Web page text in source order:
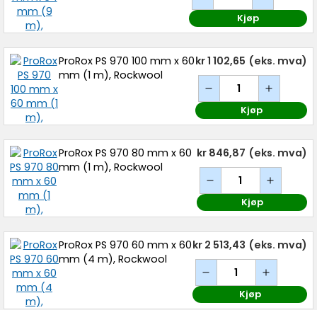
Kjøp
ProRox PS 970 100 mm x 60
mm (1 m), Rockwool
kr 1 102,65 (eks. mva)
Kjøp
ProRox PS 970 80 mm x 60
mm (1 m), Rockwool
kr 846,87 (eks. mva)
Kjøp
ProRox PS 970 60 mm x 60
mm (4 m), Rockwool
kr 2 513,43 (eks. mva)
Kjøp